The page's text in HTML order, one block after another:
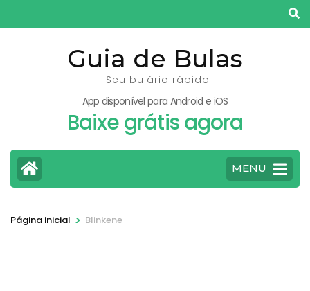
para
Guia de Bulas
Seu bulário rápido
App disponível para Android e iOS
Baixe grátis agora
MENU
Página inicial > Blinkene